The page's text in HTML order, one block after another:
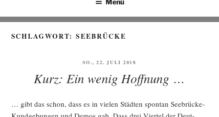
Menü
SCHLAGWORT:SEEBRÜCKE
VERÖFFENTLICHT
SO., 22. JULI 2018
Kurz: Ein wenig Hoffnung …
… gibt das schon, dass es in vie­len Städ­ten spon­tan See­brü­cke-